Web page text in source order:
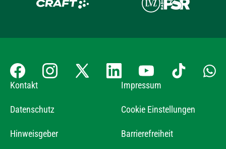
Kontakt Impressum
Datenschutz Cookie Einstellungen
Hinweisgeber Barrierefreiheit